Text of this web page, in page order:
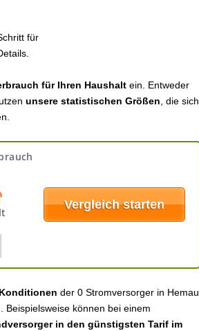
für
für Ihren Haushalt ein. Entweder
unsere statistischen Größen , die sich
der 0 Stromversorger in Hemau
. Beispielsweise können bei einem
in den günstigsten Tarif im